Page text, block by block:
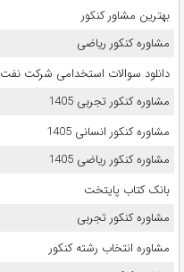
بهترین مشاور کنکور
مشاوره کنکور ریاضی
دانلود سوالات استخدامی شرکت نفت
مشاوره کنکور تجربی 1405
مشاوره کنکور انسانی 1405
مشاوره کنکور ریاضی 1405
بانک کتاب پایتخت
مشاوره کنکور تجربی
مشاوره انتخاب رشته کنکور